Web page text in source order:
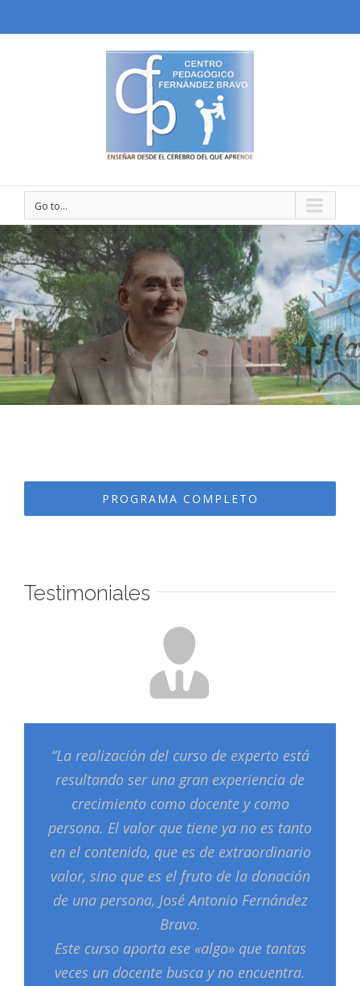
Go to...
PROGRAMA COMPLETO
Testimoniales
“La realización del curso de experto está
resultando ser una gran experiencia de
crecimiento como docente y como
persona. El valor que tiene ya no es tanto
en el contenido, que es de extraordinario
valor, sino que es el fruto de la donación
de una persona, José Antonio Fernández
Bravo.
Este curso aporta ese «algo» que tantas
veces un docente busca y no encuentra.